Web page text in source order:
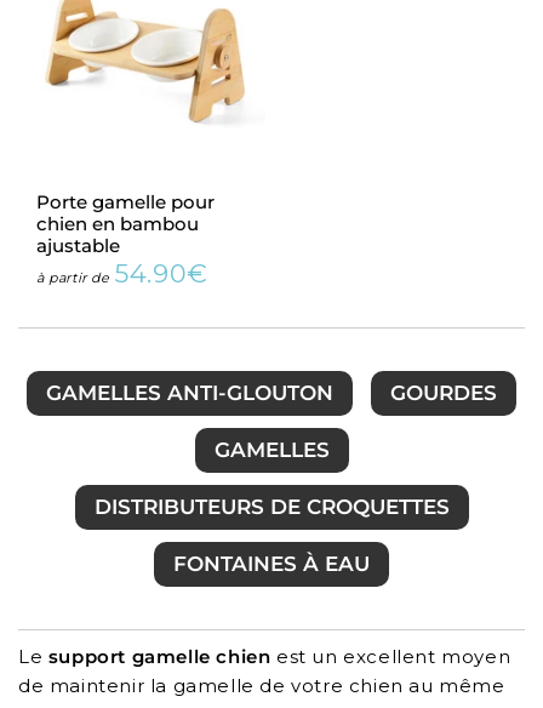
Porte gamelle pour
chien en bambou
ajustable
à partir de Prix
54.90€
GAMELLES ANTI-GLOUTON GOURDES
GAMELLES
DISTRIBUTEURS DE CROQUETTES
FONTAINES À EAU
Le support gamelle chien est un excellent moyen
de maintenir la gamelle de votre chien au même